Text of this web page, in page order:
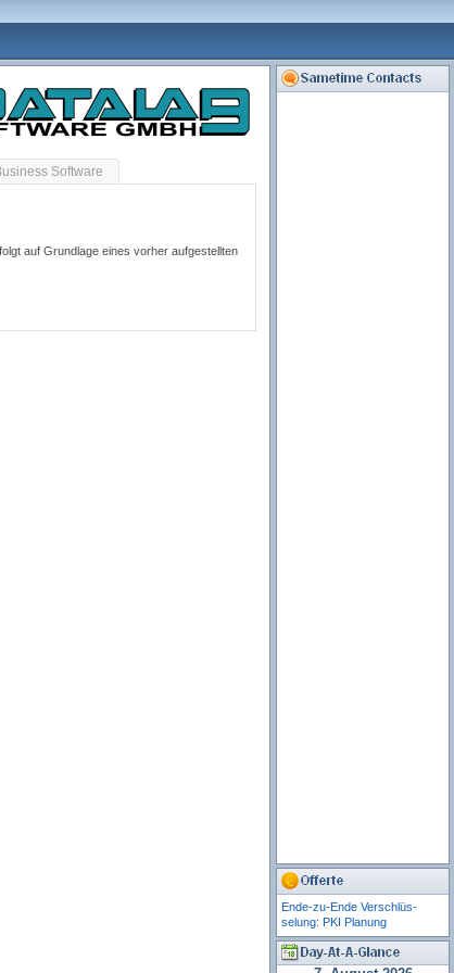
Software
auf Grundlage eines vorher aufgestellten
Ende-zu-Ende Verschlüs-
selung: PKI Planung